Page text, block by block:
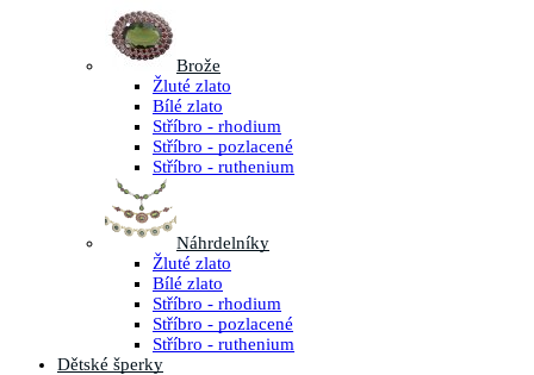
Brože
Žluté zlato
Bílé zlato
Stříbro - rhodium
Stříbro - pozlacené
Stříbro - ruthenium
Náhrdelníky
Žluté zlato
Bílé zlato
Stříbro - rhodium
Stříbro - pozlacené
Stříbro - ruthenium
Dětské šperky